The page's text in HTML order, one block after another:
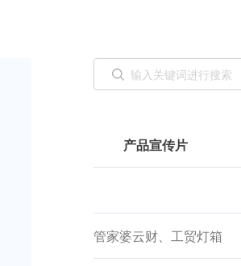
产品宣传片
管家婆云财、工贸灯箱